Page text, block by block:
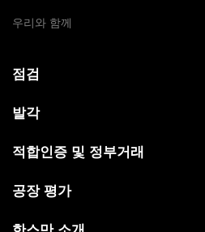
우리와 함께
점검
발각
적합인증 및 정부거래
공장 평가